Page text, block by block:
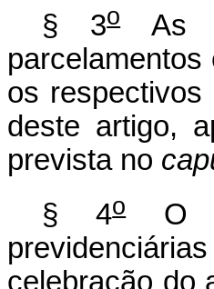
§ 3oAs
os respectivos
deste artigo,
prevista no
§ 4oO
celebração do